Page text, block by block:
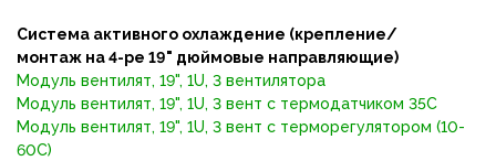
Система активного охлаждение (крепление/
монтаж на 4-ре 19" дюймовые направляющие)
Модуль вентилят, 19", 1U, 3 вентилятора
Модуль вентилят, 19", 1U, 3 вент с термодатчиком 35C
Модуль вентилят, 19", 1U, 3 вент с терморегулятором (10-
60C)